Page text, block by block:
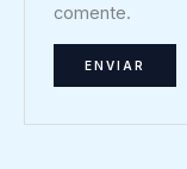
comente.